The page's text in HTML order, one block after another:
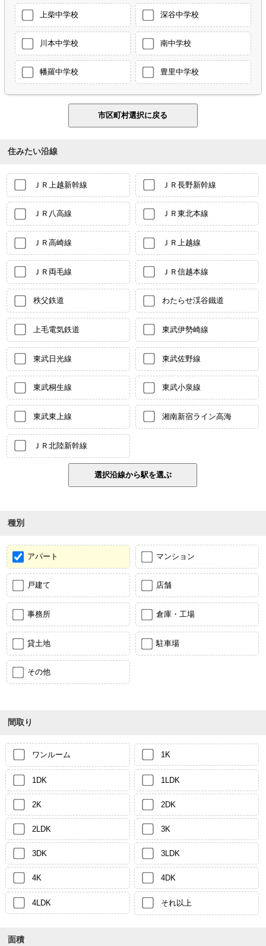
上柴中学校 深谷中学校
川本中学校 南中学校
幡羅中学校 豊里中学校
住みたい沿線
ＪＲ上越新幹線 ＪＲ長野新幹線
ＪＲ八高線 ＪＲ東北本線
ＪＲ高崎線 ＪＲ上越線
ＪＲ両毛線 ＪＲ信越本線
秩父鉄道 わたらせ渓谷鐵道
上毛電気鉄道 東武伊勢崎線
東武日光線 東武佐野線
東武桐生線 東武小泉線
東武東上線 湘南新宿ライン高海
ＪＲ北陸新幹線
種別
アパート マンション
戸建て 店舗
事務所 倉庫・工場
貸土地 駐車場
その他
間取り
ワンルーム 1K
1DK 1LDK
2K 2DK
2LDK 3K
3DK 3LDK
4K 4DK
4LDK それ以上
面積